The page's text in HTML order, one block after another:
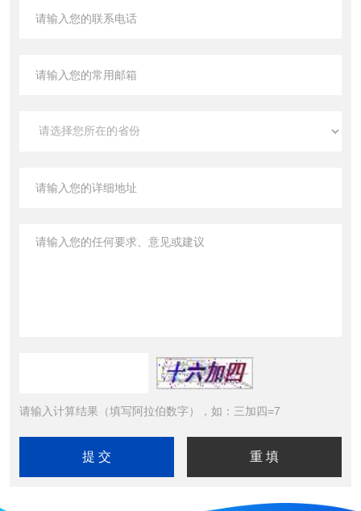
请输入计算结果（填写阿拉伯数字），如：三加四=7